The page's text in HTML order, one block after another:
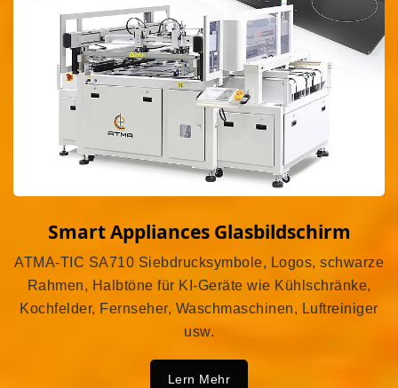
Smart Appliances Glasbildschirm
ATMA-TIC SA710 Siebdrucksymbole, Logos, schwarze
Rahmen, Halbtöne für KI-Geräte wie Kühlschränke,
Kochfelder, Fernseher, Waschmaschinen, Luftreiniger
usw.
Lern Mehr